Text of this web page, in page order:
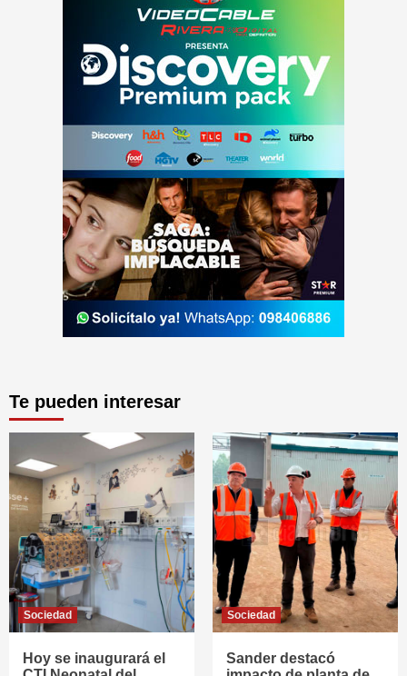
Te pueden interesar
Sociedad
Hoy se inaugurará el
Sociedad
Sander destacó